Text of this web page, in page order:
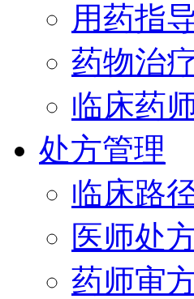
用药指
药物治
临床药
处方管理
临床路
医师处
药师审